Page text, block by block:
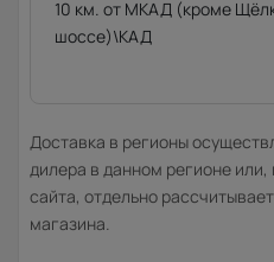
10 км. от МКАД (кроме
шоссе)\КАД
Доставка в регионы
дилера в данном регионе или,
сайта, отдельно
магазина.